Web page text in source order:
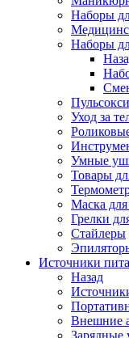
Наборы
Наборы
Уход за
Умные
Товары
Маска
Грелки
Стайлеры
Источники
Назад
Внешние
Зарядные